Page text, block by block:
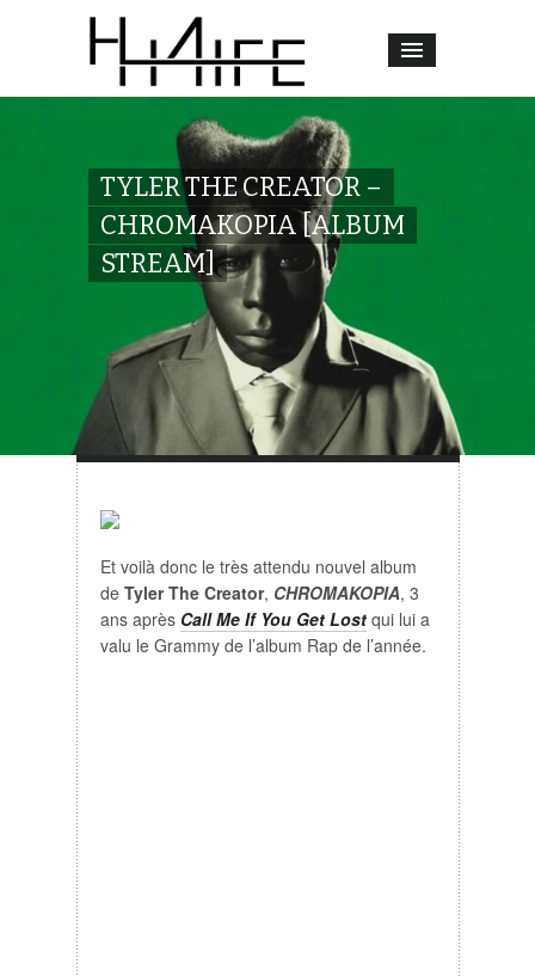
TYLER THE CREATOR –
CHROMAKOPIA [ALBUM
STREAM]
Et voilà donc le très attendu nouvel album
de Tyler The Creator, CHROMAKOPIA, 3
ans après Call Me If You Get Lostqui lui a
valu le Grammy de l’album Rap de l’année.